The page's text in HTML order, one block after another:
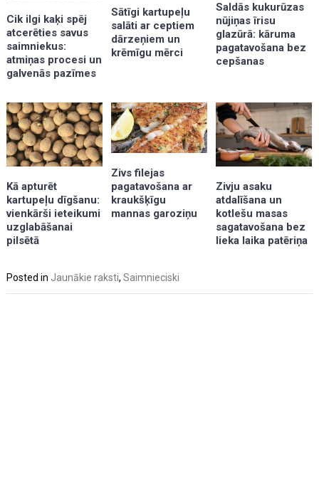
Cik ilgi kaķi spēj
atcerēties savus
saimniekus:
atmiņas procesi un
galvenās pazīmes
Sātīgi kartupeļu
salāti ar ceptiem
dārzeņiem un
krēmīgu mērci
Saldās kukurūzas
nūjiņas īrisu
glazūrā: kāruma
pagatavošana bez
cepšanas
Kā apturēt
kartupeļu dīgšanu:
vienkārši ieteikumi
uzglabāšanai
pilsētā
Zivs filejas
pagatavošana ar
kraukšķīgu
mannas garoziņu
Zivju asaku
atdalīšana un
kotlešu masas
sagatavošana bez
lieka laika patēriņa
Posted in Jaunākie raksti,Saimnieciski